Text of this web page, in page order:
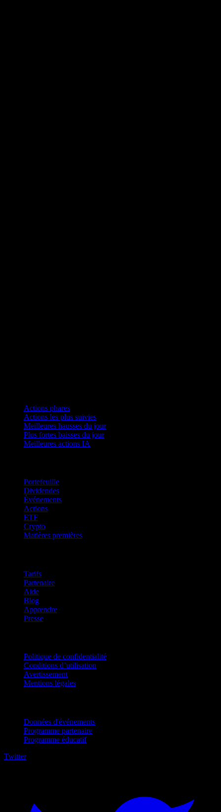
Actions phares
Actions les plus suivies
Meilleures hausses du jour
Plus fortes baisses du jour
Meilleures actions IA
Portefeuille
Dividendes
Événements
Actions
ETF
Crypto
Matières premières
Tarifs
Partenaire
Aide
Blog
Apprendre
Presse
Politique de confidentialité
Conditions d’utilisation
Avertissement
Mentions légales
Données d'événements
Programme partenaire
Programme éducatif
Twitter